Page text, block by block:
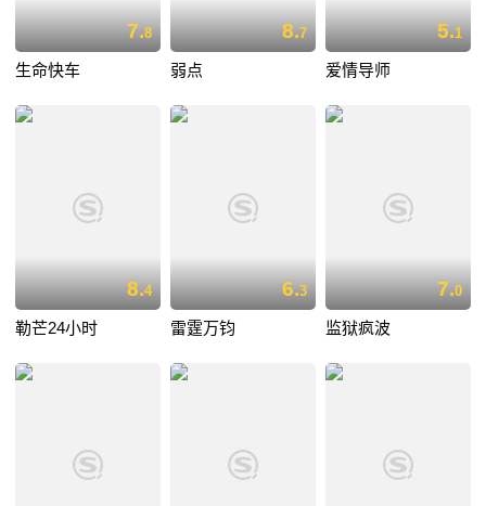
7.8
生命快车
8.7
弱点
5.1
爱情导师
8.4
勒芒24小时
6.3
雷霆万钧
7.0
监狱疯波